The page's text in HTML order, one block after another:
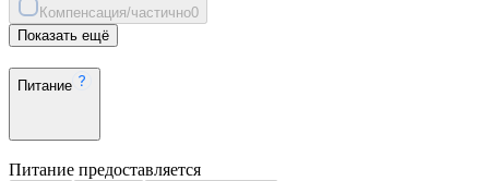
Компенсация/частично0
Показать ещё
Питание
Питание предоставляется